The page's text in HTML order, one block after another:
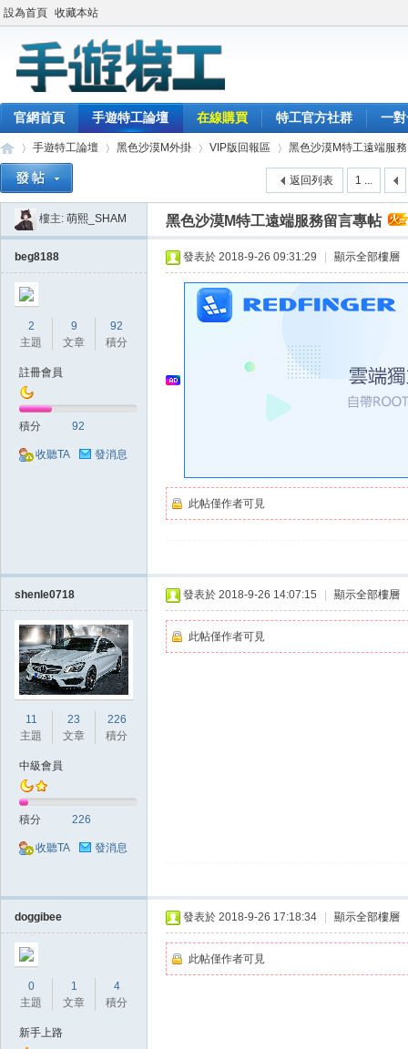
設為首頁 收藏本站
官網首頁 手遊特工論壇 在線購買 特工官方社群 一
»
手遊特工論壇
›
黑色沙漠M外掛
›
VIP版回報區
›
黑色沙漠M特工遠端服
1 ...
返回列表
樓主: 萌熙_SHAM 黑色沙漠M特工遠端服務留言專帖
beg8188
2
主題
9
文章
92
積分
註冊會員
積分 92
收聽TA 發消息
發表於 2018-9-26 09:31:29 顯示全部樓層
此帖僅作者可見
shenle0718
11
主題
23
文章
226
積分
中級會員
積分 226
收聽TA 發消息
發表於 2018-9-26 14:07:15 顯示全部樓層
此帖僅作者可見
doggibee
0
主題
1
文章
4
積分
新手上路
發表於 2018-9-26 17:18:34 顯示全部樓層
此帖僅作者可見